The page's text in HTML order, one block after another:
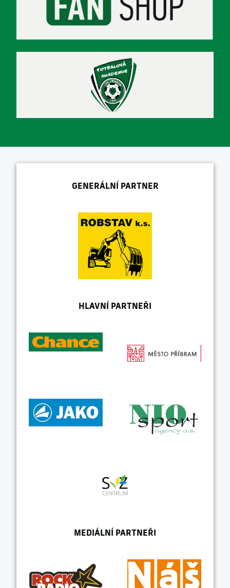
GENERÁLNÍ PARTNER
HLAVNÍ PARTNEŘI
MEDIÁLNÍ PARTNEŘI